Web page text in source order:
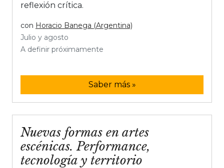
reflexión crítica.
con Horacio Banega (Argentina)
Julio y agosto
A definir próximamente
Saber más »
Nuevas formas en artes
escénicas. Performance,
tecnología y territorio